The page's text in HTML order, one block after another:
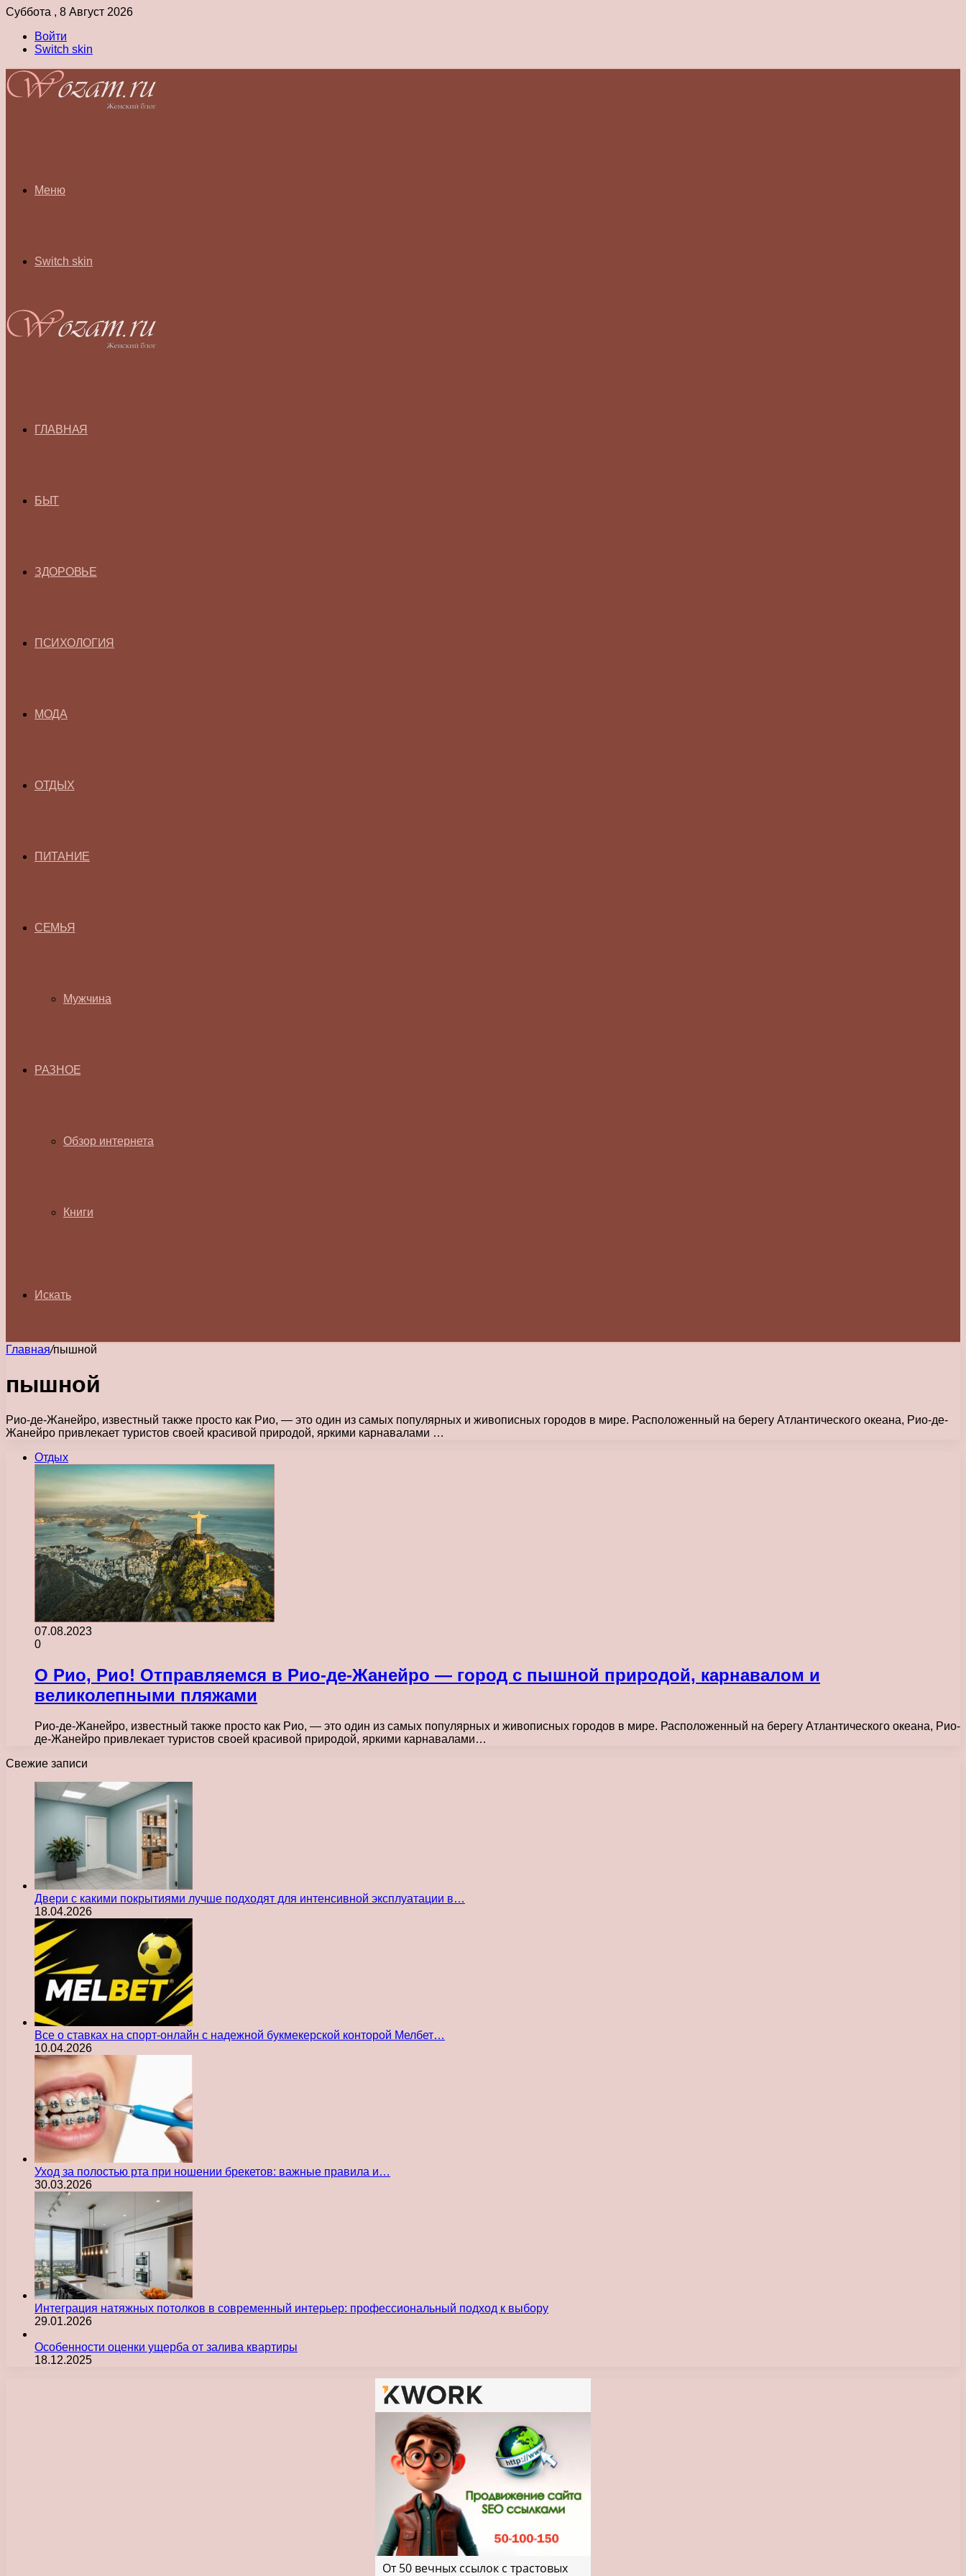
Суббота , 8 Август 2026
Войти
Switch skin
Меню
Switch skin
ГЛАВНАЯ
БЫТ
ЗДОРОВЬЕ
ПСИХОЛОГИЯ
МОДА
ОТДЫХ
ПИТАНИЕ
СЕМЬЯ
Мужчина
РАЗНОЕ
Обзор интернета
Книги
Искать
Главная/пышной
пышной
Рио-де-Жанейро, известный также просто как Рио, — это один из самых популярных и живописных городов в мире. Расположенный на берегу Атлантического океана, Рио-де-
Жанейро привлекает туристов своей красивой природой, яркими карнавалами …
Отдых
07.08.2023
0
О Рио, Рио! Отправляемся в Рио-де-Жанейро — город с пышной природой, карнавалом и
великолепными пляжами
Рио-де-Жанейро, известный также просто как Рио, — это один из самых популярных и живописных городов в мире. Расположенный на берегу Атлантического океана, Рио-
де-Жанейро привлекает туристов своей красивой природой, яркими карнавалами…
Свежие записи
Двери с какими покрытиями лучше подходят для интенсивной эксплуатации в…
18.04.2026
Все о ставках на спорт-онлайн с надежной букмекерской конторой Мелбет…
10.04.2026
Уход за полостью рта при ношении брекетов: важные правила и…
30.03.2026
Интеграция натяжных потолков в современный интерьер: профессиональный подход к выбору
29.01.2026
Особенности оценки ущерба от залива квартиры
18.12.2025